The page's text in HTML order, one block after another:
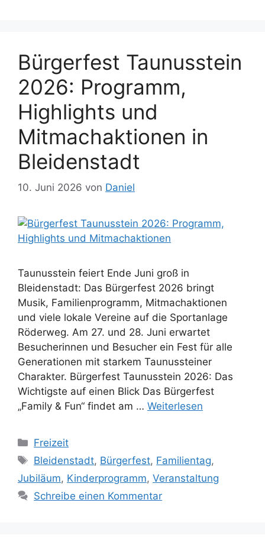
Bürgerfest Taunusstein
2026: Programm,
Highlights und
Mitmachaktionen in
Bleidenstadt
10. Juni 2026 von Daniel
Taunusstein feiert Ende Juni groß in
Bleidenstadt: Das Bürgerfest 2026 bringt
Musik, Familienprogramm, Mitmachaktionen
und viele lokale Vereine auf die Sportanlage
Röderweg. Am 27. und 28. Juni erwartet
Besucherinnen und Besucher ein Fest für alle
Generationen mit starkem Taunussteiner
Charakter. Bürgerfest Taunusstein 2026: Das
Wichtigste auf einen Blick Das Bürgerfest
„Family & Fun“ findet am … Weiterlesen
Kategorien
Freizeit
Schlagwörter
Bleidenstadt, Bürgerfest, Familientag,
Jubiläum, Kinderprogramm, Veranstaltung
Schreibe einen Kommentar